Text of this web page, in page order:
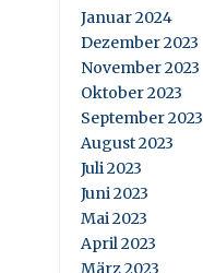
Januar 2024
Dezember 2023
November 2023
Oktober 2023
September 2023
August 2023
Juli 2023
Juni 2023
Mai 2023
April 2023
März 2023